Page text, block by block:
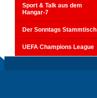
Sport & Talk aus dem
Hangar-7
Der Sonntags Stammtisch
UEFA Champions League